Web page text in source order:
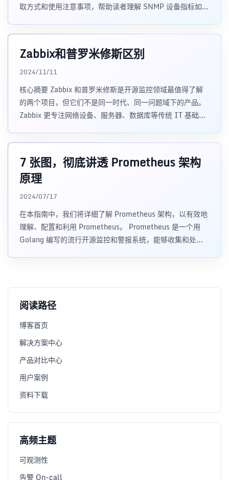
取方式和使用注意事项，帮助读者理解 SNMP 设备指标如何
Zabbix和普罗米修斯区别
2024/11/11
核心摘要 Zabbix 和普罗米修斯是开源监控领域最值得了解
的两个项目，但它们不是同一时代、同一问题域下的产品。
Zabbix 更专注网络设备、服务器、数据库等传统 IT 基础设
7 张图，彻底讲透 Prometheus 架构
原理
2024/07/17
在本指南中，我们将详细了解 Prometheus 架构，以有效地
理解、配置和利用 Prometheus。 Prometheus 是一个用
Golang 编写的流行开源监控和警报系统，能够收集和处理
阅读路径
博客首页
解决方案中心
产品对比中心
用户案例
资料下载
高频主题
可观测性
告警 On-call